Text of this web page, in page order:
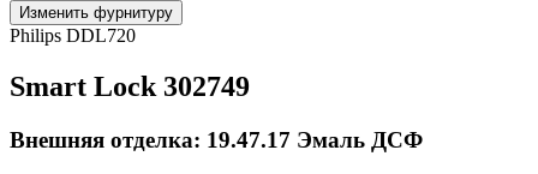
Изменить фурнитуру
Philips DDL720
Smart Lock 302749
Внешняя отделка: 19.47.17 Эмаль ДСФ